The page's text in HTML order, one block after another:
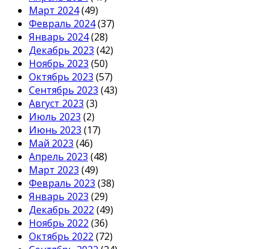
Март 2024(49)
Февраль 2024(37)
Январь 2024(28)
Декабрь 2023 (42)
Ноябрь 2023 (50)
Октябрь 2023 (57)
Сентябрь 2023 (43)
Август 2023 (3)
Июль 2023 (2)
Июнь 2023 (17)
Май 2023 (46)
Апрель 2023 (48)
Март 2023 (49)
Февраль 2023 (38)
Январь 2023 (29)
Декабрь 2022 (49)
Ноябрь 2022 (36)
Октябрь 2022 (72)